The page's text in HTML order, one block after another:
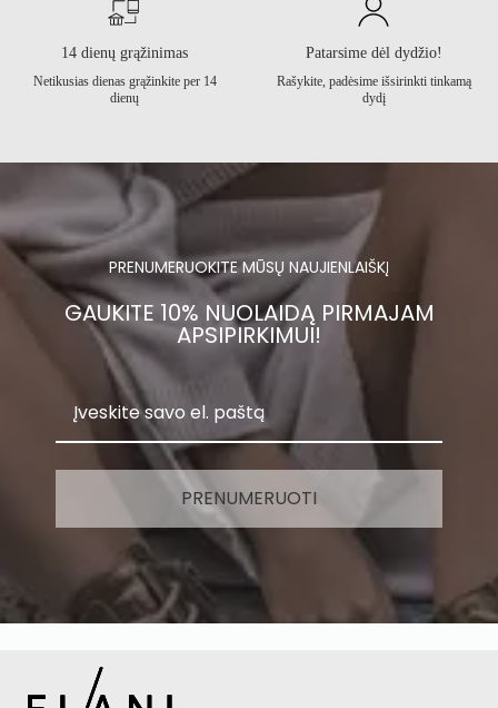
14 dienų grąžinimas
Netikusias dienas grąžinkite per 14
dienų
Patarsime dėl dydžio!
Rašykite, padėsime išsirinkti tinkamą
dydį
PRENUMERUOKITE MŪSŲ NAUJIENLAIŠKĮ
GAUKITE 10% NUOLAIDĄ PIRMAJAM
APSIPIRKIMUI!
PRENUMERUOTI